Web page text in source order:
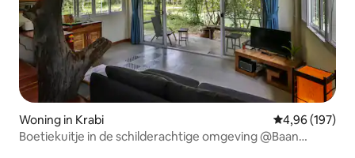
Woning in Krabi Gemiddelde
4,96 (197)
Boetiekuitje in de schilderachtige omgeving @Baan